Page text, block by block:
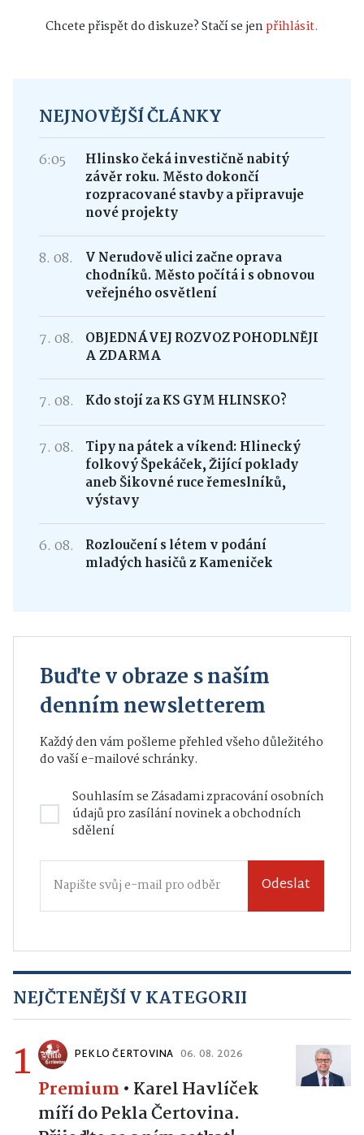
Chcete přispět do diskuze? Stačí se jenpřihlásit.
NEJNOVĚJŠÍ ČLÁNKY
6:05
Hlinsko čeká investičně nabitý
závěr roku. Město dokončí
rozpracované stavby a připravuje
nové projekty
8. 08.
V Nerudově ulici začne oprava
chodníků. Město počítá i s obnovou
veřejného osvětlení
7. 08.
OBJEDNÁVEJ ROZVOZ POHODLNĚJI
A ZDARMA
7. 08. Kdo stojí za KS GYM HLINSKO?
7. 08.
Tipy na pátek a víkend: Hlinecký
folkový Špekáček, Žijící poklady
aneb Šikovné ruce řemeslníků,
výstavy
6. 08.
Rozloučení s létem v podání
mladých hasičů z Kameniček
Buďte v obraze s naším
denním newsletterem
Každý den vám pošleme přehled všeho důležitého
do vaší e-mailové schránky.
Souhlasím seZásadami zpracování osobních
údajůpro zasílání novinek a obchodních
sdělení
Odeslat
NEJČTENĚJŠÍ V KATEGORII
1 PEKLO ČERTOVINA 06. 08. 2026
Premium • Karel Havlíček
míří do Pekla Čertovina.